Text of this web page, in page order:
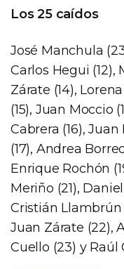
Los 25 caídos
José Manchula
Carlos Hegui (12),
Zárate (14),
(15), Juan Moccio
Cabrera (16),
(17), Andrea
Enrique Rochón
Meriño (21),
Cristián Llambrún
Juan Zárate (22),
Cuello (23) y Raúl